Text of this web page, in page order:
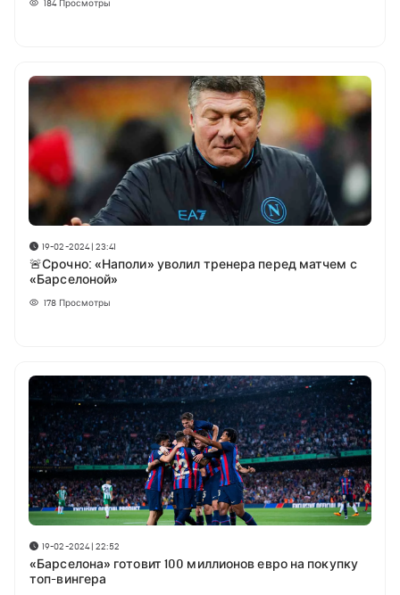
184 Просмотры
19-02-2024 | 23:41
🚨Срочно: «Наполи» уволил тренера перед матчем с
«Барселоной»
178 Просмотры
19-02-2024 | 22:52
«Барселона» готовит 100 миллионов евро на покупку
топ-вингера